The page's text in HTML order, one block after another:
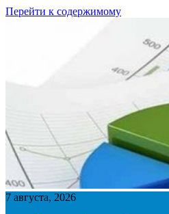
Перейти к содержимому
7 августа, 2026